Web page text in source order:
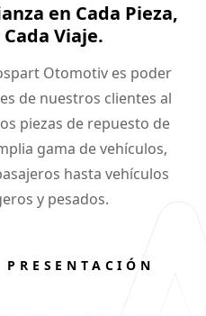
en Cada Pieza,
Viaje.
Otomotiv es poder
de nuestros clientes al
piezas de repuesto de
gama de vehículos,
hasta vehículos
y pesados.